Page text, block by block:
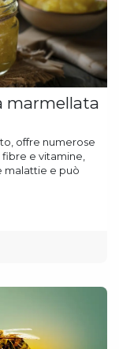
marmellata
offre numerose
fibre e vitamine,
malattie e può